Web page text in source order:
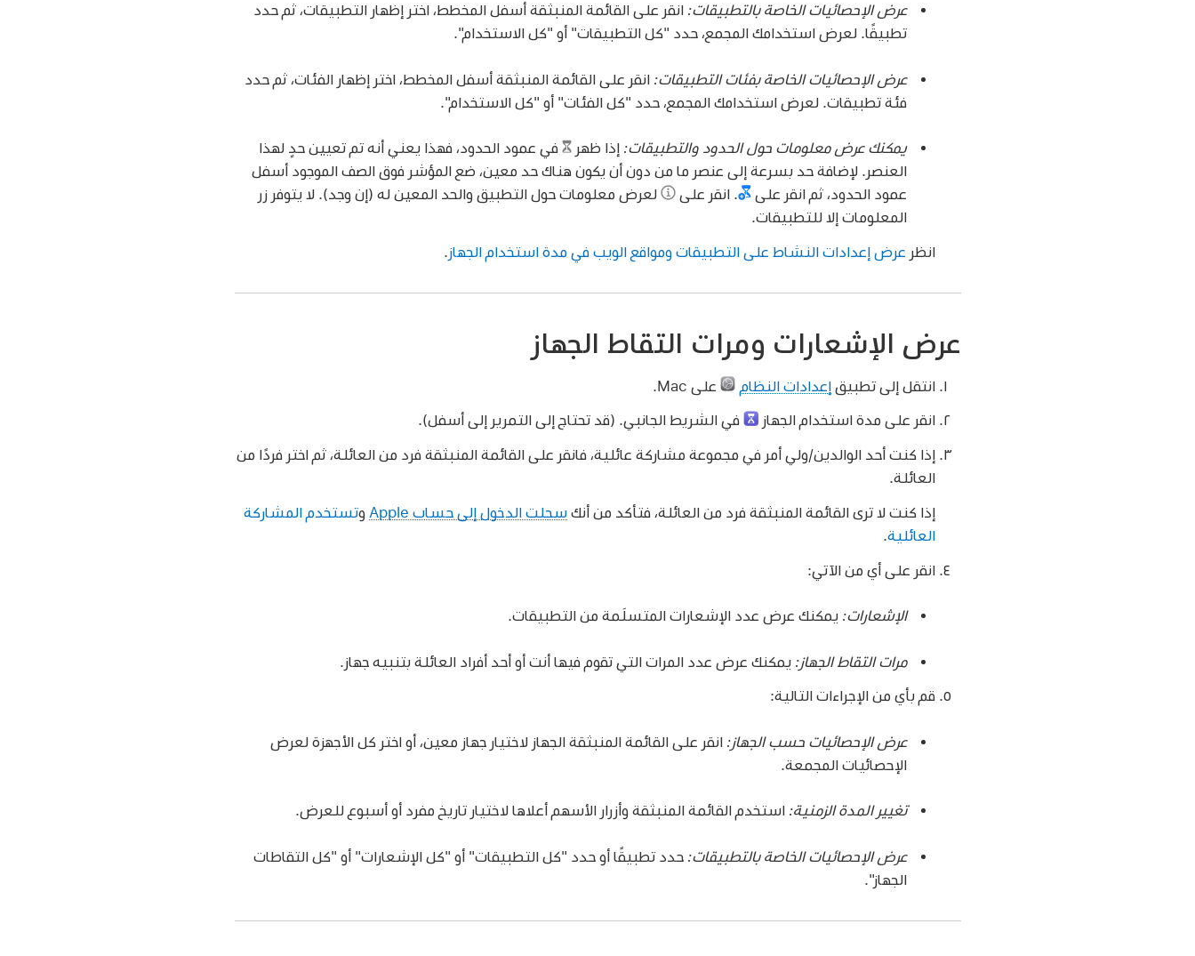
عرض الإحصائيات الخاصة بالتطبيقات: انقر على القائمة المنبثقة أسفل المخطط، اختر إظهار التطبيقات، ثم حدد
تطبيقًا. لعرض استخدامك المجمع، حدد "كل التطبيقات" أو "كل الاستخدام".
عرض الإحصائيات الخاصة بفئات التطبيقات: انقر على القائمة المنبثقة أسفل المخطط، اختر إظهار الفئات، ثم حدد
فئة تطبيقات. لعرض استخدامك المجمع، حدد "كل الفئات" أو "كل الاستخدام".
يمكنك عرض معلومات حول الحدود والتطبيقات: إذا ظهر
في عمود الحدود، فهذا يعني أنه تم تعيين حدٍ لهذا
العنصر. لإضافة حد بسرعة إلى عنصر ما من دون أن يكون هناك حد معين، ضع المؤشر فوق الصف الموجود أسفل
عمود الحدود، ثم انقر على
. انقر على
لعرض معلومات حول التطبيق والحد المعين له (إن وجد). لا يتوفر زر
المعلومات إلا للتطبيقات.
انظر عرض إعدادات النشاط على التطبيقات ومواقع الويب في مدة استخدام الجهاز
عرض الإشعارات ومرات التقاط الجهاز
انتقل إلى تطبيق إعدادات النظام على Mac.
انقر على مدة استخدام الجهاز في الشريط الجانبي. (قد تحتاج إلى التمرير إلى أسفل).
إذا كنت أحد الوالدين/ولي أمر في مجموعة مشاركة عائلية، فانقر على القائمة المنبثقة فرد من العائلة، ثم اختر فردًا من
العائلة.
إذا كنت لا ترى القائمة المنبثقة فرد من العائلة، فتأكد من أنك سجلت الدخول إلى حساب Apple وتستخدم المشاركة
العائلية.
انقر على أي من الآتي:
الإشعارات: يمكنك عرض عدد الإشعارات المتسلَمة من التطبيقات.
مرات التقاط الجهاز: يمكنك عرض عدد المرات التي تقوم فيها أنت أو أحد أفراد العائلة بتنبيه جهاز.
قم بأي من الإجراءات التالية:
عرض الإحصائيات حسب الجهاز: انقر على القائمة المنبثقة الجهاز لاختيار جهاز معين، أو اختر كل الأجهزة لعرض
الإحصائيات المجمعة.
تغيير المدة الزمنية: استخدم القائمة المنبثقة وأزرار الأسهم أعلاها لاختيار تاريخ مفرد أو أسبوع للعرض.
عرض الإحصائيات الخاصة بالتطبيقات: حدد تطبيقًا أو حدد "كل التطبيقات" أو "كل الإشعارات" أو "كل التقاطات
الجهاز".